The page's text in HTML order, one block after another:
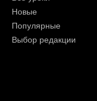
Новые
Популярные
Выбор редакции